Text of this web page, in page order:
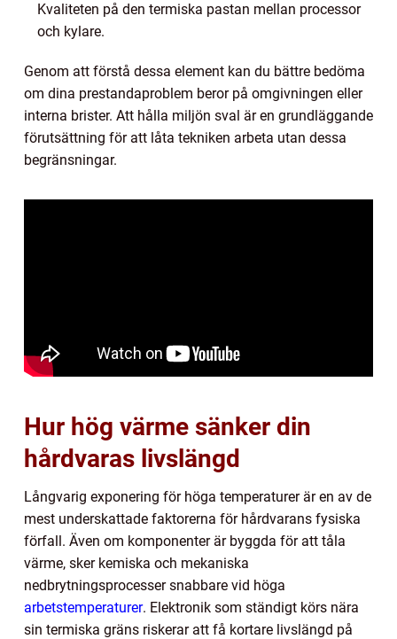
Kvaliteten på den termiska pastan mellan processor
och kylare.
Genom att förstå dessa element kan du bättre bedöma
om dina prestandaproblem beror på omgivningen eller
interna brister. Att hålla miljön sval är en grundläggande
förutsättning för att låta tekniken arbeta utan dessa
begränsningar.
Hur hög värme sänker din
hårdvaras livslängd
Långvarig exponering för höga temperaturer är en av de
mest underskattade faktorerna för hårdvarans fysiska
förfall. Även om komponenter är byggda för att tåla
värme, sker kemiska och mekaniska
nedbrytningsprocesser snabbare vid höga
arbetstemperaturer. Elektronik som ständigt körs nära
sin termiska gräns riskerar att få kortare livslängd på